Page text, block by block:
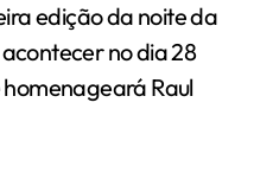
edição da noite da
no dia 28
Raul